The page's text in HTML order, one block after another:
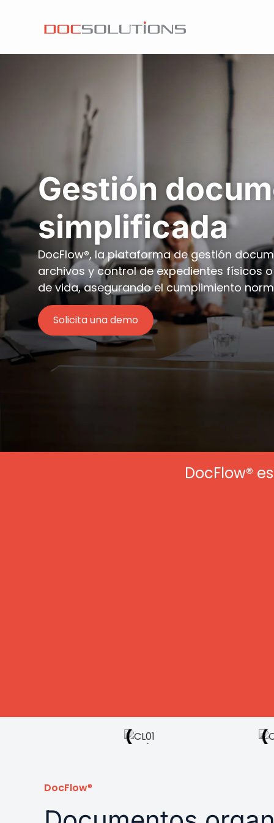
Gestión
simplificada
DocFlow®, la plataforma de gestión
archivos y control de expedientes físicos
de vida, asegurando el cumplimiento
Solicita una demo
DocFlow®
DocFlow®